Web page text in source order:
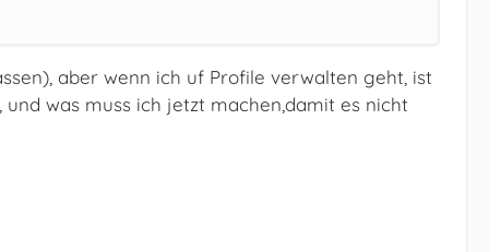
aber wenn ich uf Profile verwalten geht, ist
was muss ich jetzt machen,damit es nicht